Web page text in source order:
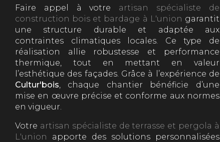
Faire appel à votre artisan spécialiste de
construction bois et bardage à L'union garantit
une structure durable et adaptée aux
contraintes climatiques locales. Ce type de
réalisation allie robustesse et performance
thermique, tout en mettant en valeur
l’esthétique des façades. Grâce à l’expérience de
Cultur'bois , chaque chantier bénéficie d’une
mise en œuvre précise et conforme aux normes
en vigueur.
Votre artisan spécialiste de terrasse et pergola à
L'union
apporte des solutions personnalisées